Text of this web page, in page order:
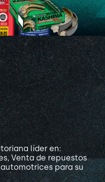
líder en:
Venta de repuestos
para su